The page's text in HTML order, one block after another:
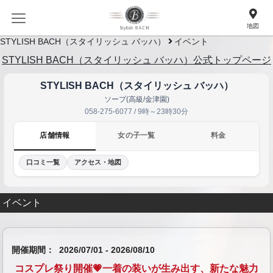
地図
STYLISH BACH（スタイリッシュ バッハ） イベント
STYLISH BACH（スタイリッシュ バッハ）公式トップページ
STYLISH BACH（スタイリッシュ バッハ）
ソープ(高級/金津園)
058-275-6077 / 9時～23時30分
店舗情報 女の子一覧 料金
口コミ一覧 アクセス・地図
イベント
開催期間： 2026/07/01 - 2026/08/10
コスプレ祭り開催💗一着の装いが生み出す、新たな魅力